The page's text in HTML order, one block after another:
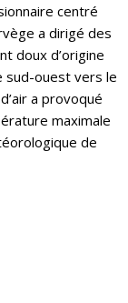
centré
a dirigé des
doux d’origine
sud-ouest vers le
a provoqué
maximale
de